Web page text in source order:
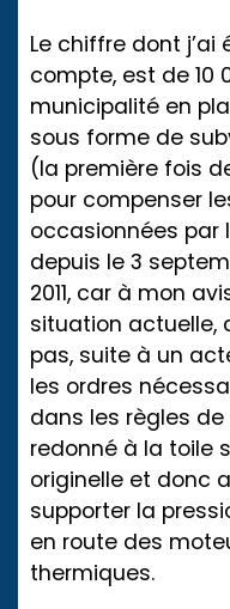
Le chiffre dont
compte, est de 10
municipalité en
sous forme de
(la première fois
pour compenser
occasionnées par
depuis le 3
2011, car à mon
situation actuelle,
pas, suite à un
les ordres
dans les règles de
redonné à la toile
originelle et donc
supporter la
en route des
thermiques.